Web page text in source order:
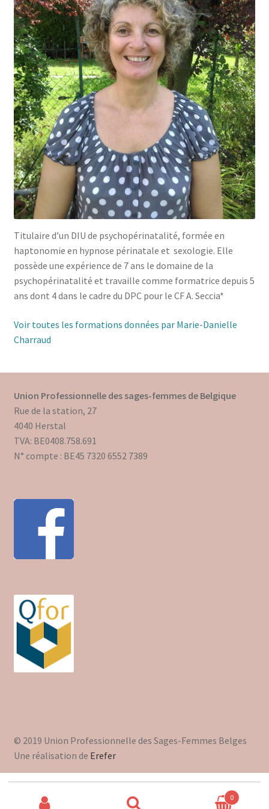
Nos Formations
Formations 2026
Formations 2027
Webinaires en ligne
Boutique
Devenir Membre
Première Inscription
Renouvellement
Mon compte
Mes commandes
Evénements
Formations Courtes
Contactez nous
Titulaire d’un DIU de psychopérinatalité, formée en
haptonomie en hypnose périnatale et sexologie. Elle
possède une expérience de 7 ans le domaine de la
psychopérinatalité et travaille comme formatrice depuis 5
ans dont 4 dans le cadre du DPC pour le CF A. Seccia*
Voir toutes les formations données par Marie-Danielle
Charraud
Union Professionnelle des sages-femmes de Belgique
Rue de la station, 27
4040 Herstal
TVA: BE0408.758.691
N° compte : BE45 7320 6552 7389
© 2019 Union Professionnelle des Sages-Femmes Belges
Une réalisation de Erefer
0